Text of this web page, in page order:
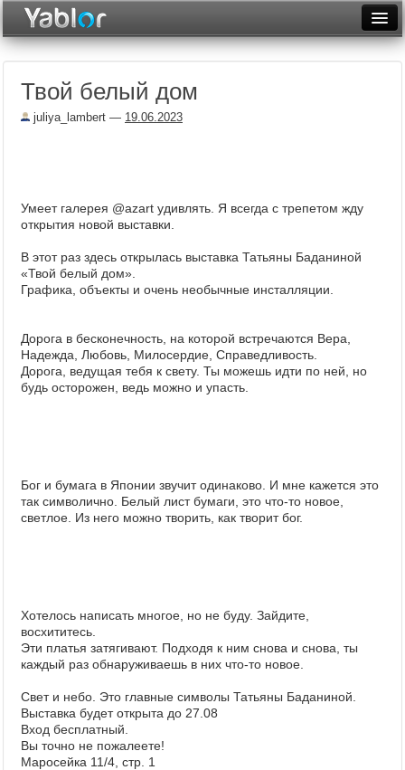
Неделя
Твой белый дом
juliya_lambert — 19.06.2023
Умеет галерея @azart удивлять. Я всегда с трепетом жду
открытия новой выставки.
В этот раз здесь открылась выставка Татьяны Баданиной
«Твой белый дом».
Графика, объекты и очень необычные инсталляции.
Дорога в бесконечность, на которой встречаются Вера,
Надежда, Любовь, Милосердие, Справедливость.
Дорога, ведущая тебя к свету. Ты можешь идти по ней, но
будь осторожен, ведь можно и упасть.
Бог и бумага в Японии звучит одинаково. И мне кажется это
так символично. Белый лист бумаги, это что-то новое,
светлое. Из него можно творить, как творит бог.
Хотелось написать многое, но не буду. Зайдите,
восхититесь.
Эти платья затягивают. Подходя к ним снова и снова, ты
каждый раз обнаруживаешь в них что-то новое.
Свет и небо. Это главные символы Татьяны Баданиной.
Выставка будет открыта до 27.08
Вход бесплатный.
Вы точно не пожалеете!
Маросейка 11/4, стр. 1